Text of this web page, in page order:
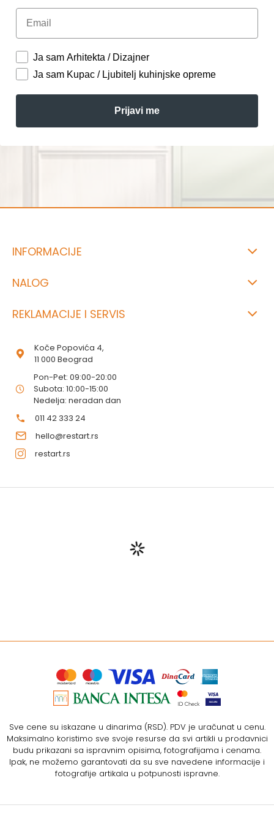
Email
Ja sam Arhitekta / Dizajner
Ja sam Kupac / Ljubitelj kuhinjske opreme
Prijavi me
INFORMACIJE
NALOG
REKLAMACIJE I SERVIS
Koče Popovića 4,
11 000 Beograd
Pon-Pet: 09:00-20:00
Subota: 10:00-15:00
Nedelja: neradan dan
011 42 333 24
hello@restart.rs
restart.rs
Sve cene su iskazane u dinarima (RSD). PDV je uračunat u cenu.
Maksimalno koristimo sve svoje resurse da svi artikli u prodavnici
budu prikazani sa ispravnim opisima, fotografijama i cenama.
Ipak, ne možemo garantovati da su sve navedene informacije i
fotografije artikala u potpunosti ispravne.